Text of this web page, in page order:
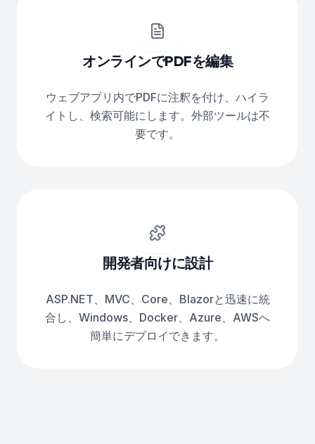
オンラインでPDFを編集
ウェブアプリ内でPDFに注釈を付け、ハイラ
イトし、検索可能にします。外部ツールは不
要です。
開発者向けに設計
ASP.NET、MVC、Core、Blazorと迅速に統
合し、Windows、Docker、Azure、AWSへ
簡単にデプロイできます。